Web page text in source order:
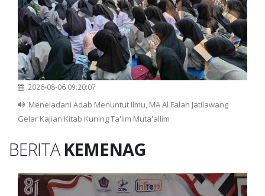
2026-08-06 09:20:07
Meneladani Adab Menuntut Ilmu, MA Al Falah Jatilawang
Gelar Kajian Kitab Kuning Ta'lim Muta'allim
BERITA KEMENAG